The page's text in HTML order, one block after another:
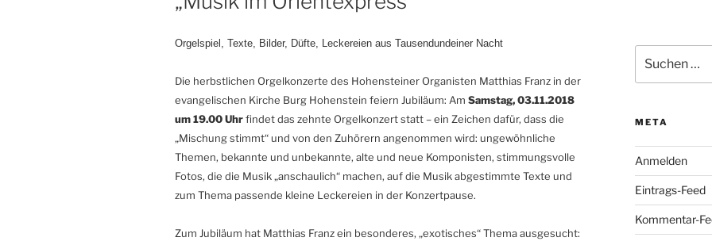
Orgelspiel, Texte, Bilder, Düfte, Leckereien aus Tausendundeiner Nacht
Die herbstlichen Orgelkonzerte des Hohensteiner Organisten Matthias Franz in der
evangelischen Kirche Burg Hohenstein feiern Jubiläum: Am Samstag, 03.11.2018
um 19.00 Uhrfindet das zehnte Orgelkonzert statt – ein Zeichen dafür, dass die
„Mischung stimmt“ und von den Zuhörern angenommen wird: ungewöhnliche
Themen, bekannte und unbekannte, alte und neue Komponisten, stimmungsvolle
Fotos, die die Musik „anschaulich“ machen, auf die Musik abgestimmte Texte und
zum Thema passende kleine Leckereien in der Konzertpause.
Zum Jubiläum hat Matthias Franz ein besonderes, „exotisches“ Thema ausgesucht:
nach:
META
Anmelden
Eintrags-Feed
Kommentar-